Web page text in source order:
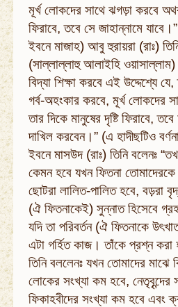
মূর্খ লোকদের সাথে ঝগড়া করবে
ফিরাবে, তবে সে জাহান্নামে
ইবনে মাজাহ) আবু হুরায়রা (রাঃ)
(সাল্লাল্লাহু আলাইহি ওয়াসাল্লাম)
বিদ্যা শিক্ষা করবে এই উদ্দেশ্যে
গৰ্ব-অহংকার করবে, মূর্খ লোকদের
তার দিকে মানুষের দৃষ্টি ফিরাবে,
দাখিল করবেন।” (এ হাদীছটিও
ইবনে মাসউদ (রাঃ) তিনি বলেনঃ
কেমন হবে যখন ফিতনা
ছোটরা লালিত-পালিত হবে, বড়রা
(ঐ ফিতনাকেই) সুন্নাত হিসেবে
যদি তা পরিবর্তন (ঐ ফিতনাকে
এটা গৰ্হিত কাজ। তাঁকে প্রশ্ন
তিনি বললেনঃ যখন তোমাদের
লোকের সংখ্যা কম হবে, নেতৃবৃন্দের
ফিকাহবীদের সংখ্যা কম হবে এবং